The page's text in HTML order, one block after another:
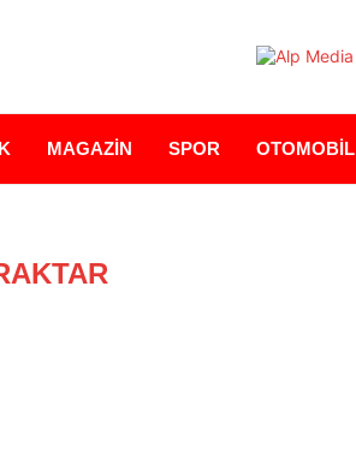
MAGAZİN SPOR OTOMOBİL